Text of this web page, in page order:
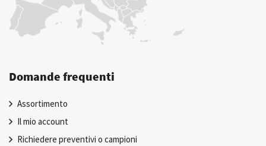
Domande frequenti
Assortimento
Il mio account
Richiedere preventivi o campioni